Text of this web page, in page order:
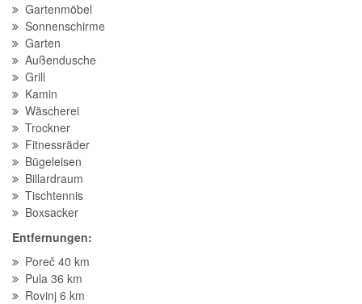
Gartenmöbel
Sonnenschirme
Garten
Außendusche
Grill
Kamin
Wäscherei
Trockner
Fitnessräder
Bügeleisen
Billardraum
Tischtennis
Boxsacker
Entfernungen:
Poreč 40 km
Pula 36 km
Rovinj 6 km